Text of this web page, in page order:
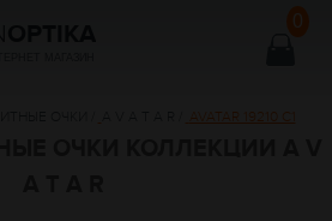
0
AVATAR 19210 C1